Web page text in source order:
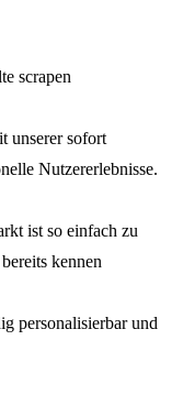
scrapen
unserer sofort
Nutzererlebnisse.
ist so einfach zu
kennen
personalisierbar und